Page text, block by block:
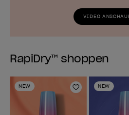
VIDEO
RapiDry™ shoppen
NEW
Zur
NEW